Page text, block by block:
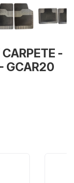
-
GCAR20